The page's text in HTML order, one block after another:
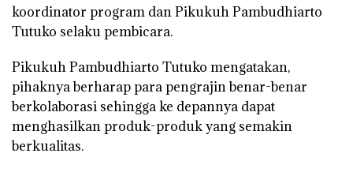
koordinator program dan Pikukuh Pambudhiarto
Tutuko selaku pembicara.
Pikukuh Pambudhiarto Tutuko mengatakan,
pihaknya berharap para pengrajin benar-benar
berkolaborasi sehingga ke depannya dapat
menghasilkan produk-produk yang semakin
berkualitas.